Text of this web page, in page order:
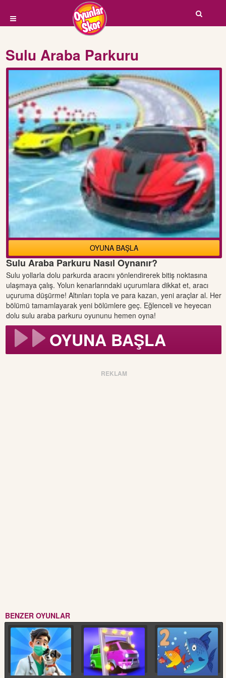
Sulu Araba Parkuru
OYUNA BAŞLA
Sulu Araba Parkuru Nasıl Oynanır?
Sulu yollarla dolu parkurda aracını yönlendirerek bitiş noktasına
ulaşmaya çalış. Yolun kenarlarındaki uçurumlara dikkat et, aracı
uçuruma düşürme! Altınları topla ve para kazan, yeni araçlar al. Her
bölümü tamamlayarak yeni bölümlere geç. Eğlenceli ve heyecan
dolu sulu araba parkuru oyununu hemen oyna!
OYUNA BAŞLA
REKLAM
BENZER OYUNLAR